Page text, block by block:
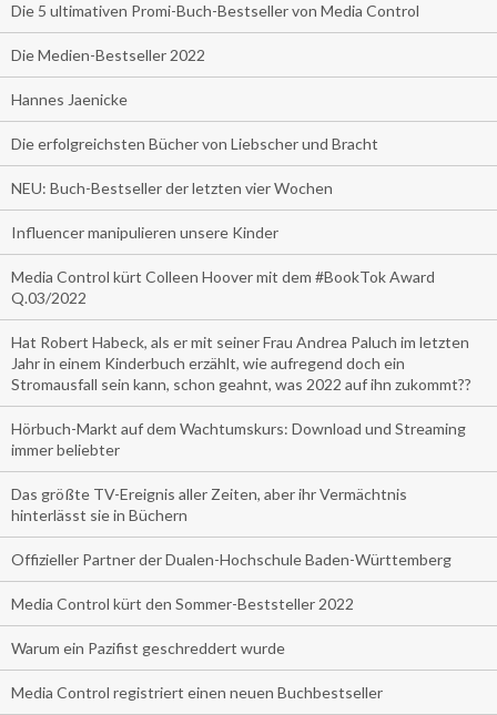
Die 5 ultimativen Promi-Buch-Bestseller von Media Control
Die Medien-Bestseller 2022
Hannes Jaenicke
Die erfolgreichsten Bücher von Liebscher und Bracht
NEU: Buch-Bestseller der letzten vier Wochen
Influencer manipulieren unsere Kinder
Media Control kürt Colleen Hoover mit dem #BookTok Award
Q.03/2022
Hat Robert Habeck, als er mit seiner Frau Andrea Paluch im letzten
Jahr in einem Kinderbuch erzählt, wie aufregend doch ein
Stromausfall sein kann, schon geahnt, was 2022 auf ihn zukommt??
Hörbuch-Markt auf dem Wachtumskurs: Download und Streaming
immer beliebter
Das größte TV-Ereignis aller Zeiten, aber ihr Vermächtnis
hinterlässt sie in Büchern
Offizieller Partner der Dualen-Hochschule Baden-Württemberg
Media Control kürt den Sommer-Beststeller 2022
Warum ein Pazifist geschreddert wurde
Media Control registriert einen neuen Buchbestseller